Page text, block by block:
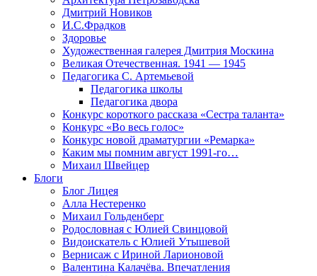
Дмитрий Новиков
И.С.Фрадков
Здоровье
Художественная галерея Дмитрия Москина
Великая Отечественная. 1941 — 1945
Педагогика С. Артемьевой
Педагогика школы
Педагогика двора
Конкурс короткого рассказа «Сестра таланта»
Конкурс «Во весь голос»
Конкурс новой драматургии «Ремарка»
Каким мы помним август 1991-го…
Михаил Швейцер
Блоги
Блог Лицея
Алла Нестеренко
Михаил Гольденберг
Родословная с Юлией Свинцовой
Видоискатель с Юлией Утышевой
Вернисаж с Ириной Ларионовой
Валентина Калачёва. Впечатления